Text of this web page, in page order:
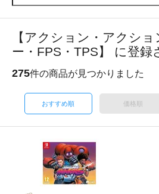
【アクション・アクシ
ー・FPS・TPS】 に登録
275件の商品が見つかりました
おすすめ順 価格順